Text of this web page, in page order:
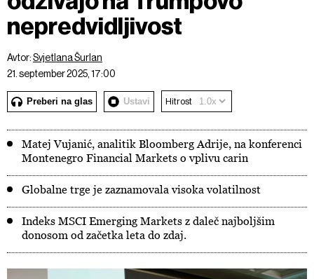
nepredvidljivost
Avtor:Svjetlana Šurlan
21. september 2025, 17:00
Preberi na glas Ustavi Hitrost
Matej Vujanić, analitik Bloomberg Adrije, na konferenci
Montenegro Financial Markets o vplivu carin
Globalne trge je zaznamovala visoka volatilnost
Indeks MSCI Emerging Markets z daleč najboljšim
donosom od začetka leta do zdaj.